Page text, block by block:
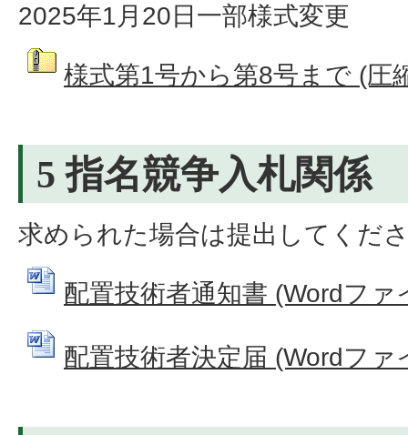
2025年1月20日一部様式変更
様式第1号から第8号まで (圧
5 指名競争入札関係
求められた場合は提出してくだ
配置技術者通知書 (Wordファ
配置技術者決定届 (Wordファ